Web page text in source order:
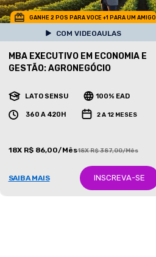
GANHE 2 POS PARA VOCE +1 PARA UM AMIGO
COM VIDEOAULAS
MBA EXECUTIVO EM ECONOMIA E
GESTÃO: AGRONEGÓCIO
LATO SENSU 100% EAD
360 A 420H 2 A 12 MESES
18X R$ 86,00/Mês18X R$ 387,00/Mês
SAIBA MAIS INSCREVA-SE